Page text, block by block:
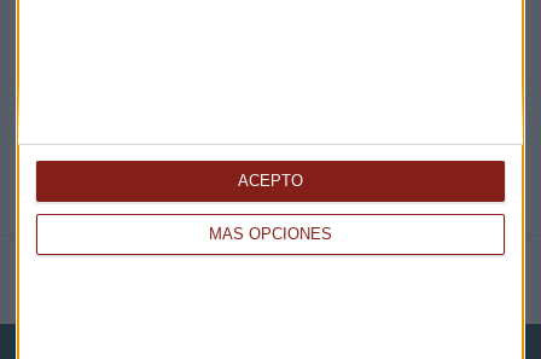
MÁS OPCIONES
ACEPTO